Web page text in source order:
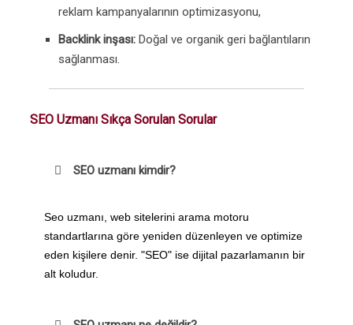
reklam kampanyalarının optimizasyonu,
Backlink inşası: Doğal ve organik geri bağlantıların
sağlanması.
SEO Uzmanı Sıkça Sorulan Sorular
SEO uzmanı kimdir?
Seo uzmanı, web sitelerini arama motoru
standartlarına göre yeniden düzenleyen ve optimize
eden kişilere denir. "SEO" ise dijital pazarlamanın bir
alt koludur.